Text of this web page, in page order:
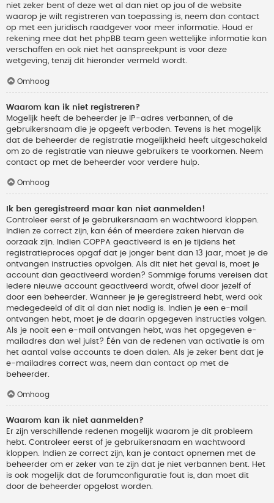
niet zeker bent of deze wet al dan niet op jou of de website
waarop je wilt registreren van toepassing is, neem dan contact
op met een juridisch raadgever voor meer informatie. Houd er
rekening mee dat het phpBB team geen wettelijke informatie kan
verschaffen en ook niet het aanspreekpunt is voor deze
wetgeving, tenzij dit hieronder vermeld wordt.
Omhoog
Waarom kan ik niet registreren?
Mogelijk heeft de beheerder je IP-adres verbannen, of de
gebruikersnaam die je opgeeft verboden. Tevens is het mogelijk
dat de beheerder de registratie mogelijkheid heeft uitgeschakeld
om zo de registratie van nieuwe gebruikers te voorkomen. Neem
contact op met de beheerder voor verdere hulp.
Omhoog
Ik ben geregistreerd maar kan niet aanmelden!
Controleer eerst of je gebruikersnaam en wachtwoord kloppen.
Indien ze correct zijn, kan één of meerdere zaken hiervan de
oorzaak zijn. Indien COPPA geactiveerd is en je tijdens het
registratieproces opgaf dat je jonger bent dan 13 jaar, moet je de
ontvangen instructies opvolgen. Als dit niet het geval is, moet je
account dan geactiveerd worden? Sommige forums vereisen dat
iedere nieuwe account geactiveerd wordt, ofwel door jezelf of
door een beheerder. Wanneer je je geregistreerd hebt, werd ook
medegedeeld of dit al dan niet nodig is. Indien je een e-mail
ontvangen hebt, moet je de daarin opgegeven instructies volgen.
Als je nooit een e-mail ontvangen hebt, was het opgegeven e-
mailadres dan wel juist? Één van de redenen van activatie is om
het aantal valse accounts te doen dalen. Als je zeker bent dat je
e-mailadres correct was, neem dan contact op met de
beheerder.
Omhoog
Waarom kan ik niet aanmelden?
Er zijn verschillende redenen mogelijk waarom je dit probleem
hebt. Controleer eerst of je gebruikersnaam en wachtwoord
kloppen. Indien ze correct zijn, kan je contact opnemen met de
beheerder om er zeker van te zijn dat je niet verbannen bent. Het
is ook mogelijk dat de forumconfiguratie fout is, dan moet dit
door de beheerder opgelost worden.